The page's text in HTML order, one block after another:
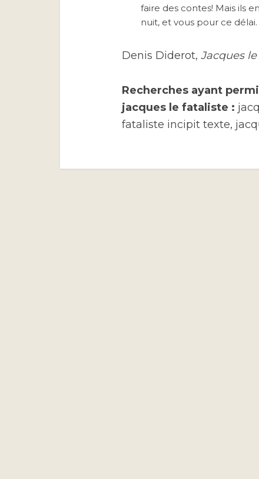
faire des contes! Mais ils
nuit, et vous pour ce délai.
Denis Diderot, Jacques
Recherches ayant
jacques le fataliste :
fataliste incipit texte,